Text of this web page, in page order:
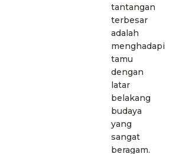
tantangan
terbesar
adalah
menghadapi
tamu
dengan
latar
belakang
budaya
yang
sangat
beragam.